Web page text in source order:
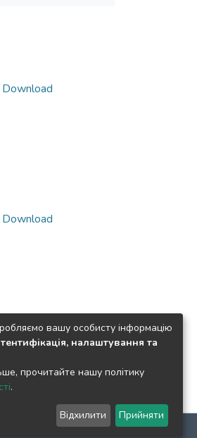
Download
Download
вашу особисту інформацію
налаштування та
прочитайте нашу політику
.
Відхилити Прийняти